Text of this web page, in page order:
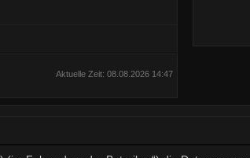
Aktuelle Zeit: 08.08.2026 14:47